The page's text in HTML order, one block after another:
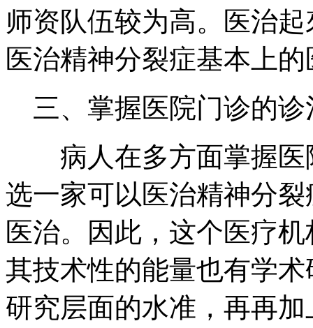
师资队伍较为高。医治
医治精神分裂症基本上
三、掌握医院门诊的诊
病人在多方面掌握医
选一家可以医治精神分
医治。因此，这个医疗
其技术性的能量也有学
研究层面的水准，再再